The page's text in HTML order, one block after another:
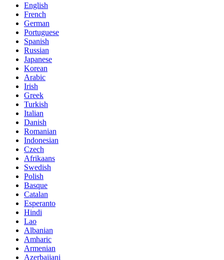
English
French
German
Portuguese
Spanish
Russian
Japanese
Korean
Arabic
Irish
Greek
Turkish
Italian
Danish
Romanian
Indonesian
Czech
Afrikaans
Swedish
Polish
Basque
Catalan
Esperanto
Hindi
Lao
Albanian
Amharic
Armenian
Azerbaijani